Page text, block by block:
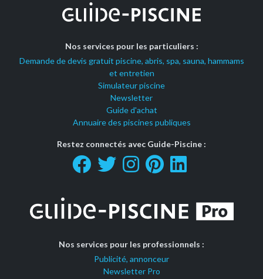
Nos services pour les particuliers :
Demande de devis gratuit piscine, abris, spa, sauna, hammams
et entretien
Simulateur piscine
Newsletter
Guide d'achat
Annuaire des piscines publiques
Restez connectés avec Guide-Piscine :
Nos services pour les professionnels :
Publicité, annonceur
Newsletter Pro